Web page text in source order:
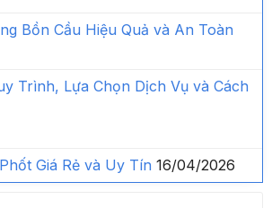
Bồn Cầu Hiệu Quả và An Toàn
Trình, Lựa Chọn Dịch Vụ và Cách
Giá Rẻ và Uy Tín 16/04/2026